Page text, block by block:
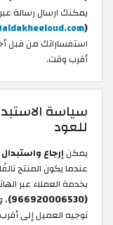
يمكنك ارسال رسالة عبر
(
استفساراتك من قبل
أقرب وقت.
سياسة
للعود
يمكن إرجاع واستبدال
عندما يكون المنتج
بخدمة العملاء عبر
(966920006530)
،
توجيه العميل إلى